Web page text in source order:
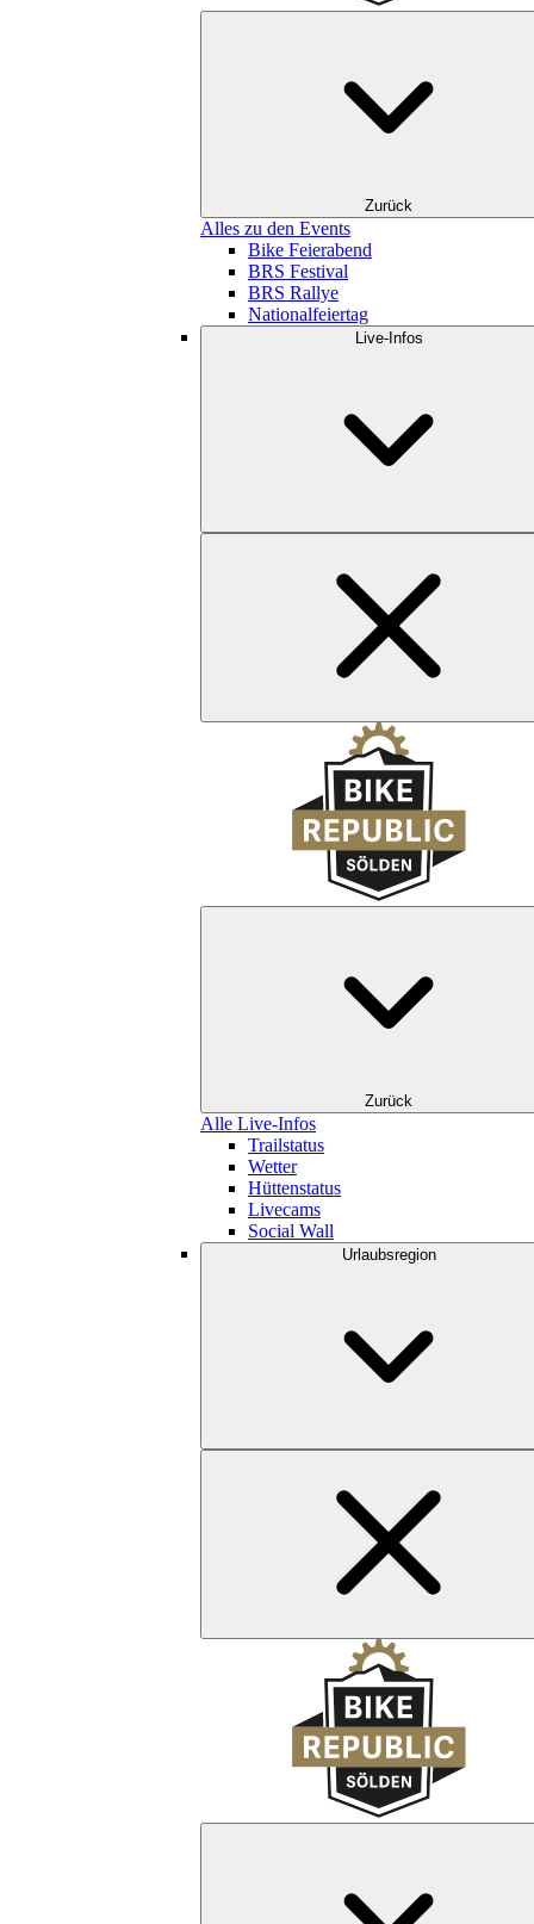
Zurück
Alles zu den Events
Bike Feierabend
BRS Festival
BRS Rallye
Nationalfeiertag
Live-Infos
Zurück
Alle Live-Infos
Trailstatus
Wetter
Hüttenstatus
Livecams
Social Wall
Urlaubsregion